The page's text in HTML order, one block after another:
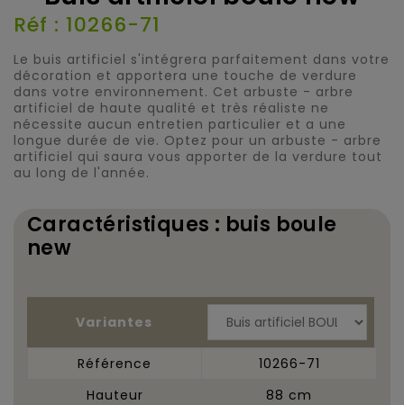
Réf : 10266-71
Le buis artificiel s'intégrera parfaitement dans votre
décoration et apportera une touche de verdure
dans votre environnement. Cet arbuste - arbre
artificiel de haute qualité et très réaliste ne
nécessite aucun entretien particulier et a une
longue durée de vie. Optez pour un arbuste - arbre
artificiel qui saura vous apporter de la verdure tout
au long de l'année.
Caractéristiques : buis boule
new
Variantes
Référence
10266-71
Hauteur
88 cm